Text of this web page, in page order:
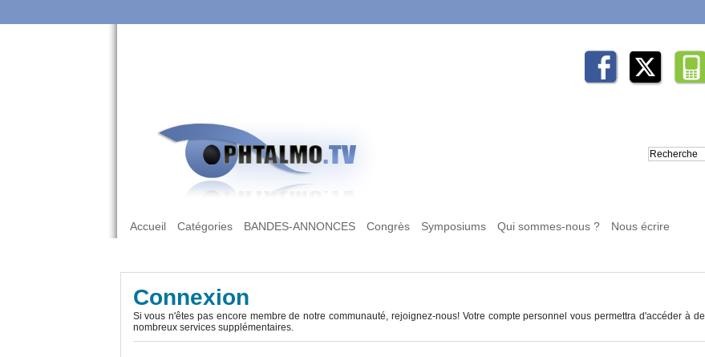
Accueil Catégories BANDES-ANNONCES Congrès Symposiums Qui sommes-nous ? Nous écrire
Connexion
Si vous n'êtes pas encore membre de notre communauté, rejoignez-nous! Votre compte personnel vous permettra d'accéder à de
nombreux services supplémentaires.